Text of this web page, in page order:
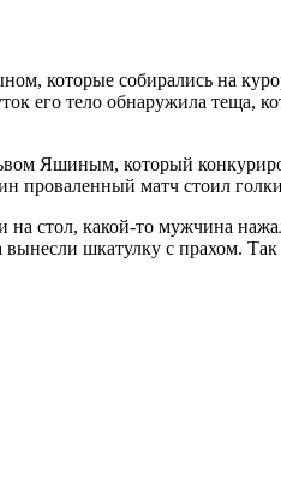
которые собирались на
его тело обнаружила теща,
Яшиным, который
проваленный матч стоил
стол, какой-то мужчина
шкатулку с прахом.